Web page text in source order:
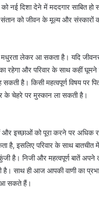
नई दिशा देने में मददगार साबित
को जीवन के मूल्य और संस्कारों
लेकर आ सकता है। यदि
रहेगा और परिवार के साथ कहीं
है। किसी महत्वपूर्ण विषय पर
के चेहरे पर मुस्कान ला सकती है।
इच्छाओं को पूरा करने पर अधिक
है, इसलिए परिवार के साथ
है। निजी और महत्वपूर्ण बातें अपने
है। साथ ही आज आपकी वाणी का
आ सकते हैं।